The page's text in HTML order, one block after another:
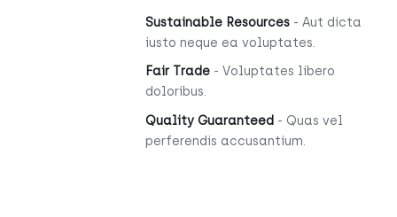
Sustainable Resources- Aut dicta
iusto neque ea voluptates.
Fair Trade- Voluptates libero
doloribus.
Quality Guaranteed - Quas vel
perferendis accusantium.